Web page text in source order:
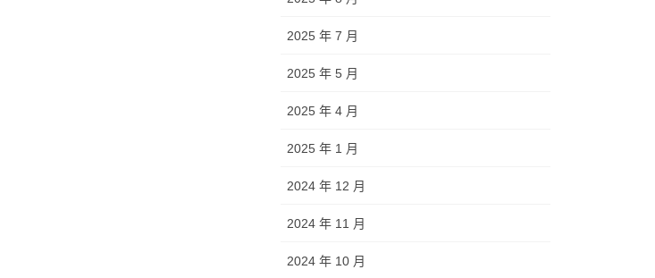
2025 年 7 月
2025 年 5 月
2025 年 4 月
2025 年 1 月
2024 年 12 月
2024 年 11 月
2024 年 10 月